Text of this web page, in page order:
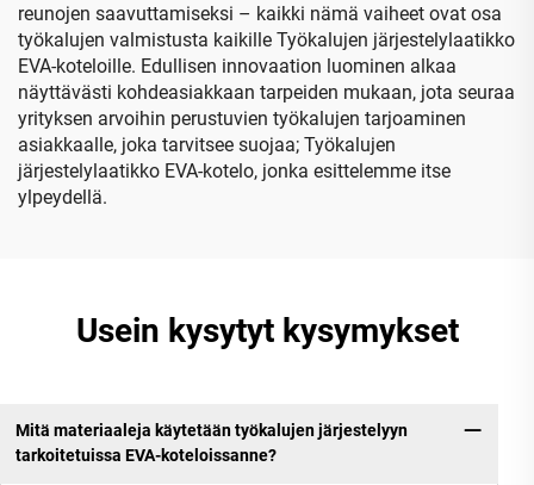
reunojen saavuttamiseksi – kaikki nämä vaiheet ovat osa
työkalujen valmistusta kaikille Työkalujen järjestelylaatikko
EVA-koteloille. Edullisen innovaation luominen alkaa
näyttävästi kohdeasiakkaan tarpeiden mukaan, jota seuraa
yrityksen arvoihin perustuvien työkalujen tarjoaminen
asiakkaalle, joka tarvitsee suojaa; Työkalujen
järjestelylaatikko EVA-kotelo, jonka esittelemme itse
ylpeydellä.
Usein kysytyt kysymykset
Mitä materiaaleja käytetään työkalujen järjestelyyn
tarkoitetuissa EVA-koteloissanne?